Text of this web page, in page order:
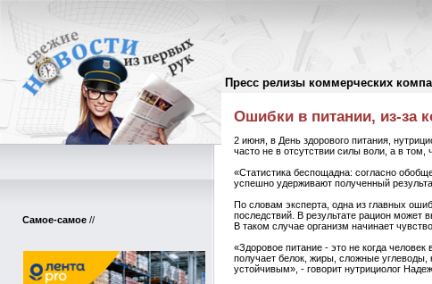
Пресс релизы коммерческих
Самое-самое //
Пресс-релизы//
Ошибки в питании, из-за
2 июня, в День здорового питания,
часто не в отсутствии силы воли, а в том,
«Статистика беспощадна: согласно
успешно удерживают полученный
По словам эксперта, одна из главных
последствий. В результате рацион может
В таком случае организм начинает
«Здоровое питание - это не когда
получает белок, жиры, сложные углеводы,
устойчивым», - говорит нутрициолог